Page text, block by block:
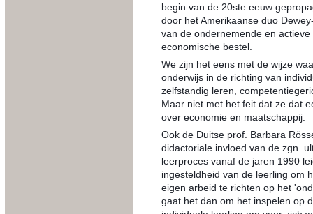
begin van de 20ste eeuw
door het Amerikaanse duo
van de ondernemende en
economische bestel.
We zijn het eens met de wijze
onderwijs in de richting van
zelfstandig leren,
Maar niet met het feit dat ze dat
over economie en maatschappij.
Ook de Duitse prof. Barbara
didactoriale invloed van de zgn.
leerproces vanaf de jaren 1990
ingesteldheid van de leerling om
eigen arbeid te richten op het
gaat het dan om het inspelen op